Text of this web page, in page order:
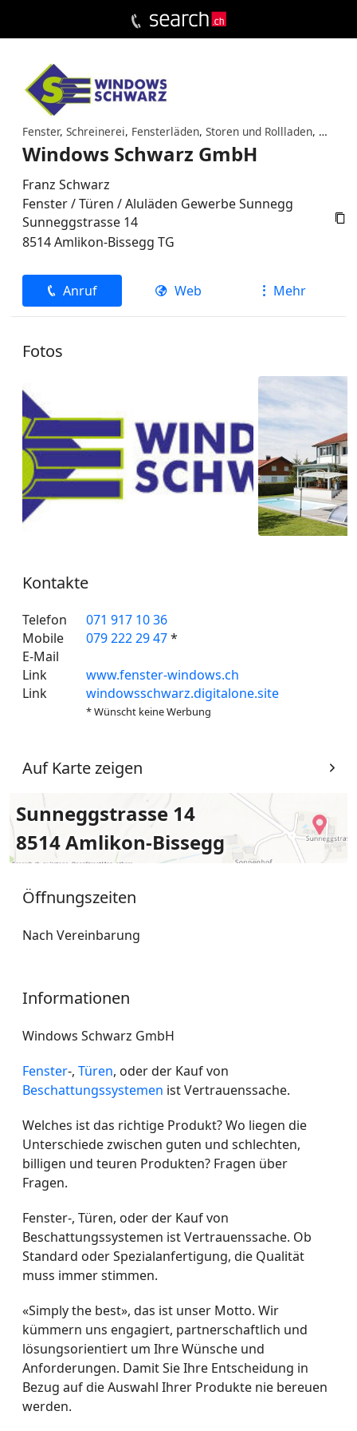
Fenster, Schreinerei, Fensterläden, Storen und Rollladen,
Windows Schwarz GmbH
Franz Schwarz
Fenster / Türen / Aluläden Gewerbe Sunnegg

Sunneggstrasse 14
8514Amlikon-Bissegg TG
Anruf Web Mehr
Fotos
Kontakte
Telefon
071 917 10 36
Mobile
079 222 29 47*
E-Mail
Link
www.fenster-windows.ch
Link
windowsschwarz.digitalone.site
* Wünscht keine Werbung
Auf Karte zeigen
Sunneggstrasse 14
8514 Amlikon-Bissegg
Öffnungszeiten
Nach Vereinbarung
Informationen
Windows Schwarz GmbH
Fenster-, Türen, oder der Kauf von
Beschattungssystemen ist Vertrauenssache.
Welches ist das richtige Produkt? Wo liegen die
Unterschiede zwischen guten und schlechten,
billigen und teuren Produkten? Fragen über
Fragen.
Fenster-, Türen, oder der Kauf von
Beschattungssystemen ist Vertrauenssache. Ob
Standard oder Spezialanfertigung, die Qualität
muss immer stimmen.
«Simply the best», das ist unser Motto. Wir
kümmern uns engagiert, partnerschaftlich und
lösungsorientiert um Ihre Wünsche und
Anforderungen. Damit Sie Ihre Entscheidung in
Bezug auf die Auswahl Ihrer Produkte nie bereuen
werden.